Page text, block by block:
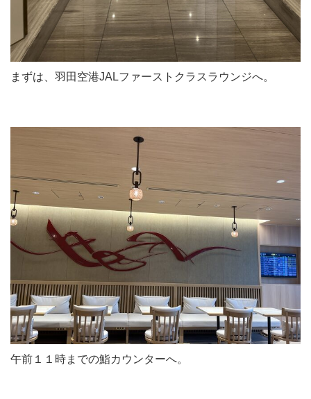
まずは、羽田空港JALファーストクラスラウンジへ。
午前１１時までの鮨カウンターへ。